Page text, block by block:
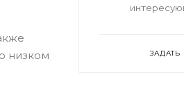
низком